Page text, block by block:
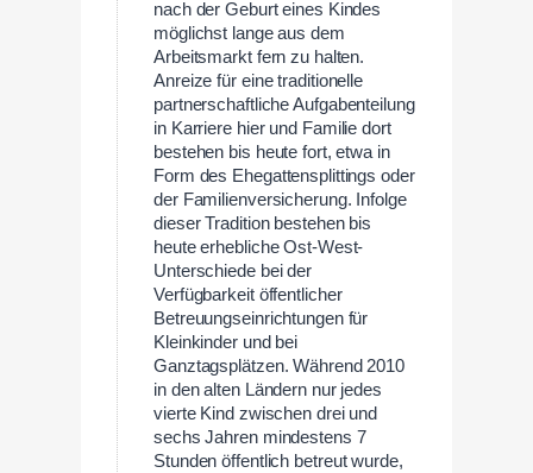
nach der Geburt eines Kindes
möglichst lange aus dem
Arbeitsmarkt fern zu halten.
Anreize für eine traditionelle
partnerschaftliche Aufgabenteilung
in Karriere hier und Familie dort
bestehen bis heute fort, etwa in
Form des Ehegattensplittings oder
der Familienversicherung. Infolge
dieser Tradition bestehen bis
heute erhebliche Ost-West-
Unterschiede bei der
Verfügbarkeit öffentlicher
Betreuungseinrichtungen für
Kleinkinder und bei
Ganztagsplätzen. Während 2010
in den alten Ländern nur jedes
vierte Kind zwischen drei und
sechs Jahren mindestens 7
Stunden öffentlich betreut wurde,